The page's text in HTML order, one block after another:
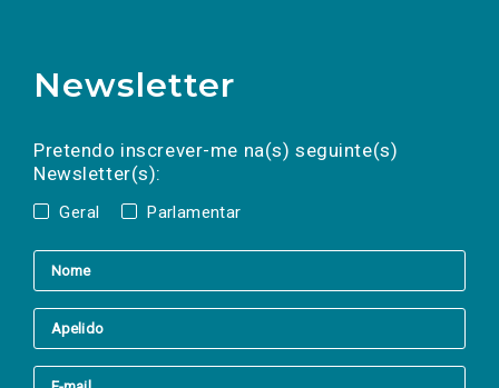
Newsletter
Pretendo inscrever-me na(s) seguinte(s)
Newsletter(s):
Geral Parlamentar
a(s) newsletter(s).
mail